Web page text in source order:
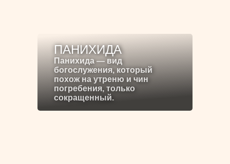
ПАНИХИДА
Панихида — вид
богослужения, который
похож на утреню и чин
погребения, только
сокращенный.